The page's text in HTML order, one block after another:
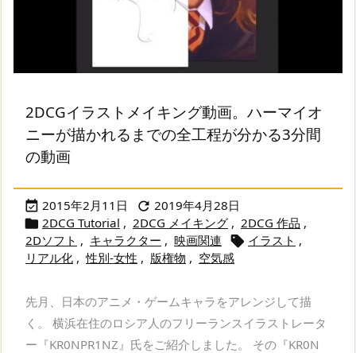
2DCGイラストメイキング動画。ハーマイオ
ニーが描かれるまでの全工程が分かる3分間
の動画
 2015年2月11日  2019年4月28日
 2DCG Tutorial , 2DCG メイキング , 2DCG 作品 ,
2Dソフト , キャラクター , 映画関連  イラスト ,
リアル化 , 性別-女性 , 版権物 , 空気感
先月、日本のアニメ・ゲームキャラをアレンジして描
く。 横浜在住のロシア人のフリーランスイラストレータ
ー『KR0NPR1NZ』氏をご紹介しました。 その『KR0N